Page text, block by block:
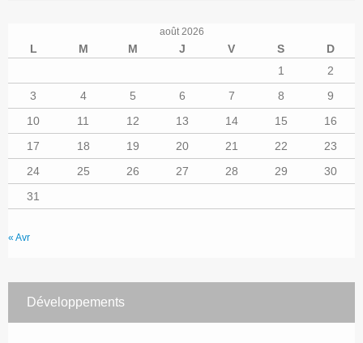
août 2026
L M M J V S
D
1
2
3
4 5 6 7 8
9
10
11 12 13 14 15
16
17
18 19 20 21 22
23
24
25 26 27 28 29
30
31
« Avr
Développements